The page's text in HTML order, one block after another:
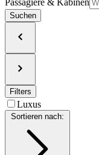
Suchen
Filters
Luxus
Sortieren nach